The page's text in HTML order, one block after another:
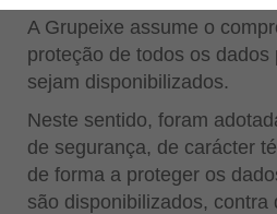
A Grupeixe assume o
proteção de todos os dados
sejam disponibilizados.
Neste sentido, foram
de segurança, de carácter
de forma a proteger os
são disponibilizados, contra